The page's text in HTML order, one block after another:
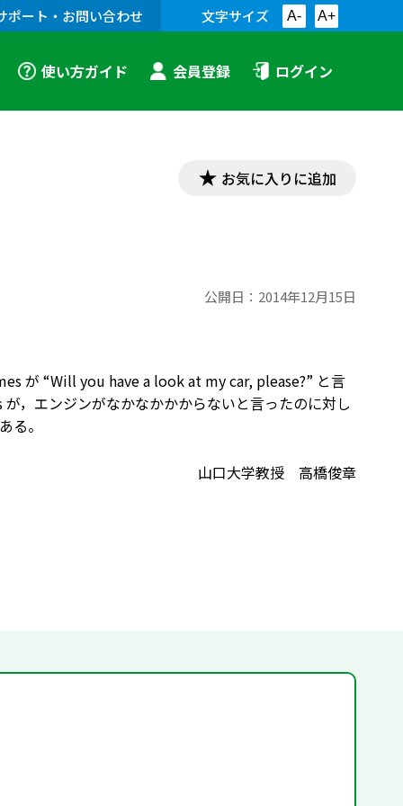
ポート・お問い合わせ 文字サイズ A- A+
使い方ガイド 会員登録 ログイン
お気に入りに追加
公開日： 2014年12月15日
が “Will you have a look at my car, please?” と言
，エンジンがなかなかかからないと言ったのに対し
る。
山口大学教授 高橋俊章